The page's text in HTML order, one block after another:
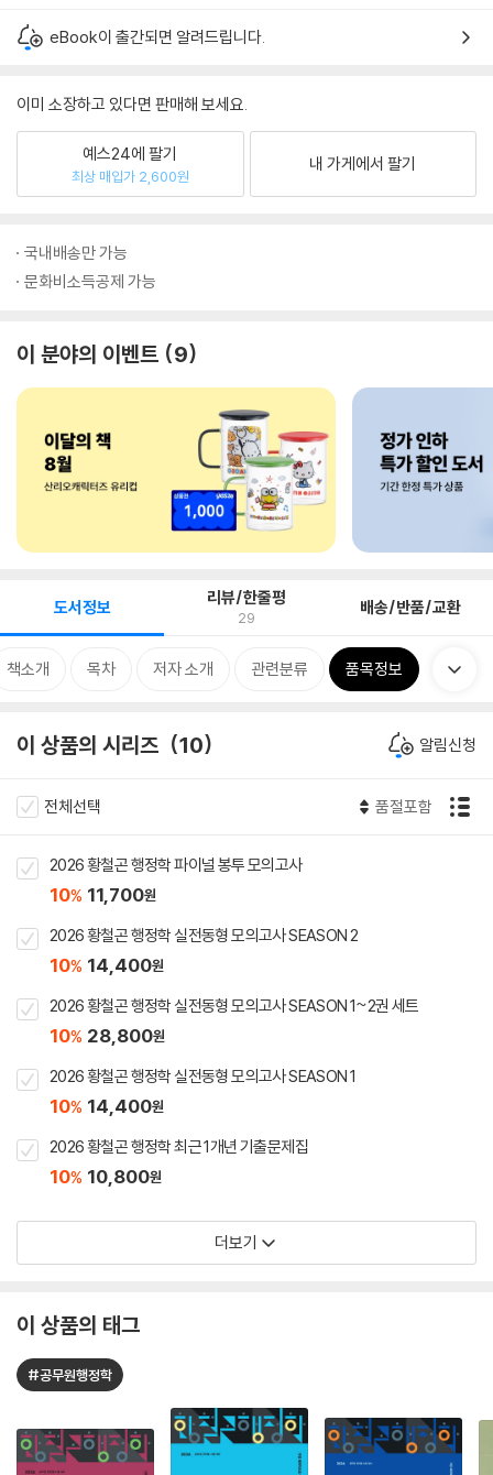
eBook이 출간되면 알려드립니다.
이미 소장하고 있다면 판매해 보세요.
예스24에 팔기
최상 매입가 2,600원
내 가게에서 팔기
국내배송만 가능
문화비소득공제 가능
이 분야의 이벤트 9
도서정보 리뷰/한줄평
29 배송/반품/교환
책소개 목차 저자 소개 관련분류 품목정보
이 상품의 시리즈 10 알림신청
전체선택 품절포함
2026 황철곤 행정학 파이널 봉투 모의고사
10% 11,700원
2026 황철곤 행정학 실전동형 모의고사 SEASON 2
10% 14,400원
2026 황철곤 행정학 실전동형 모의고사 SEASON 1~2권 세트
10% 28,800원
2026 황철곤 행정학 실전동형 모의고사 SEASON 1
10% 14,400원
2026 황철곤 행정학 최근 1개년 기출문제집
10% 10,800원
더보기
이 상품의 태그
#공무원행정학